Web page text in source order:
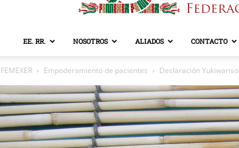
EE. RR. NOSOTROS ALIADOS CONTACTO
FEMEXER Empoderamiento de pacientes Declaración Yukiwariso